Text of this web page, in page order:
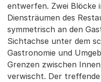
entwerfen. Zwei Blöcke
Diensträumen des
symmetrisch an den
Sichtachse unter dem
Gastronomie und
Grenzen zwischen
verwischt. Der